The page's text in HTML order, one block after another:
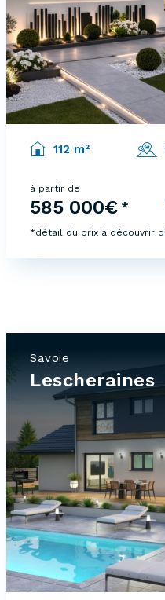
112 m²
à partir de
585 000€ *
*détail du prix à découvrir
Savoie
Lescheraines